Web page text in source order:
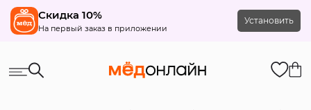
Скидка 10%
На первый заказ в приложении
Установить